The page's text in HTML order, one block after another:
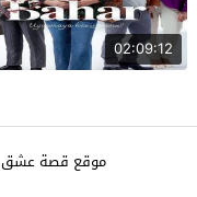
02:09:12
موقع قصة عشق